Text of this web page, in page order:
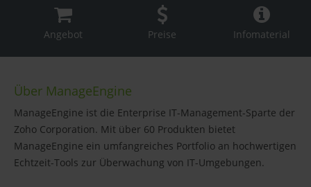
Angebot Preise Infomaterial
Über ManageEngine
ManageEngine ist die Enterprise IT-Management-Sparte der
Zoho Corporation. Mit über 60 Produkten bietet
ManageEngine ein umfangreiches Portfolio an hochwertigen
Echtzeit-Tools zur Überwachung von IT-Umgebungen.